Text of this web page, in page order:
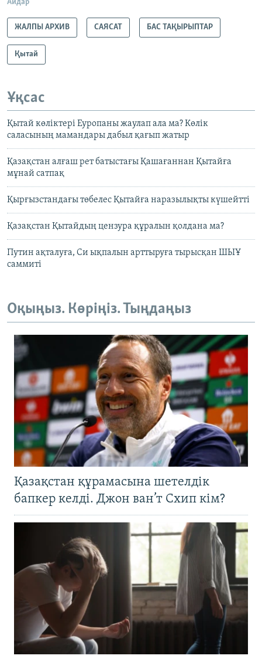
Айдар
ЖАЛПЫ АРХИВ САЯСАТ БАС ТАҚЫРЫПТАР
Қытай
Ұқсас
Қытай көліктері Еуропаны жаулап ала ма? Көлік
саласының мамандары дабыл қағып жатыр
Қазақстан алғаш рет батыстағы Қашағаннан Қытайға
мұнай сатпақ
Қырғызстандағы төбелес Қытайға наразылықты күшейтті
Қазақстан Қытайдың цензура құралын қолдана ма?
Путин ақталуға, Си ықпалын арттыруға тырысқан ШЫҰ
саммиті
Оқыңыз. Көріңіз. Тыңдаңыз
Қазақстан құрамасына шетелдік
бапкер келді. Джон ван’т Схип кім?